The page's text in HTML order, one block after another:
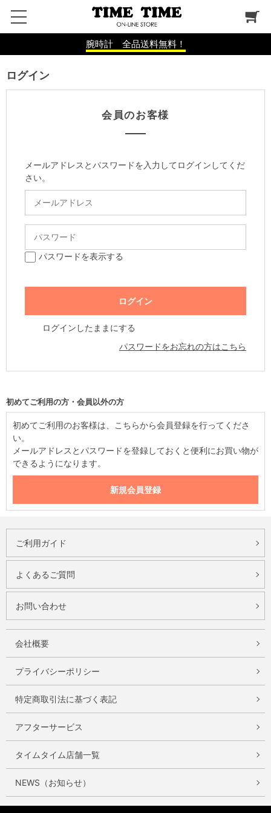
腕時計 全品送料無料！
ログイン
会員のお客様
メールアドレスとパスワードを入力してログインしてくだ
さい。
パスワードを表示する
ログインしたままにする
パスワードをお忘れの方はこちら
初めてご利用の方・会員以外の方
初めてご利用のお客様は、こちらから会員登録を行ってくださ
い。
メールアドレスとパスワードを登録しておくと便利にお買い物が
できるようになります。
ご利用ガイド
よくあるご質問
お問い合わせ
会社概要
プライバシーポリシー
特定商取引法に基づく表記
アフターサービス
タイムタイム店舗一覧
NEWS（お知らせ）